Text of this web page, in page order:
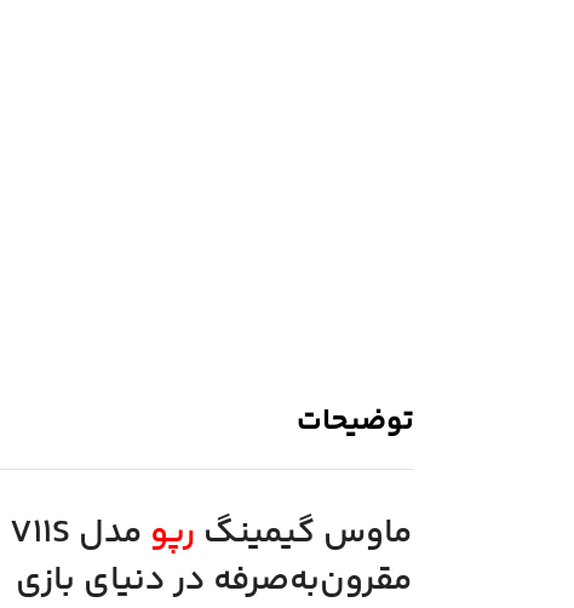
توضیحات
ماوس گیمینگ رپو
مقرون‌به‌صرفه در دنیای بازی